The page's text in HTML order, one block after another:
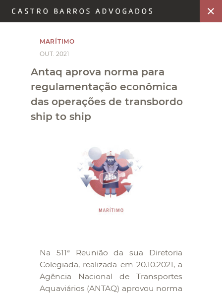
MARÍTIMO
OUT. 2021
Antaq aprova norma para
regulamentação econômica
das operações de transbordo
ship to ship
Na 511ª Reunião da sua Diretoria
Colegiada, realizada em 20.10.2021, a
Agência Nacional de Transportes
Aquaviários (ANTAQ) aprovou norma